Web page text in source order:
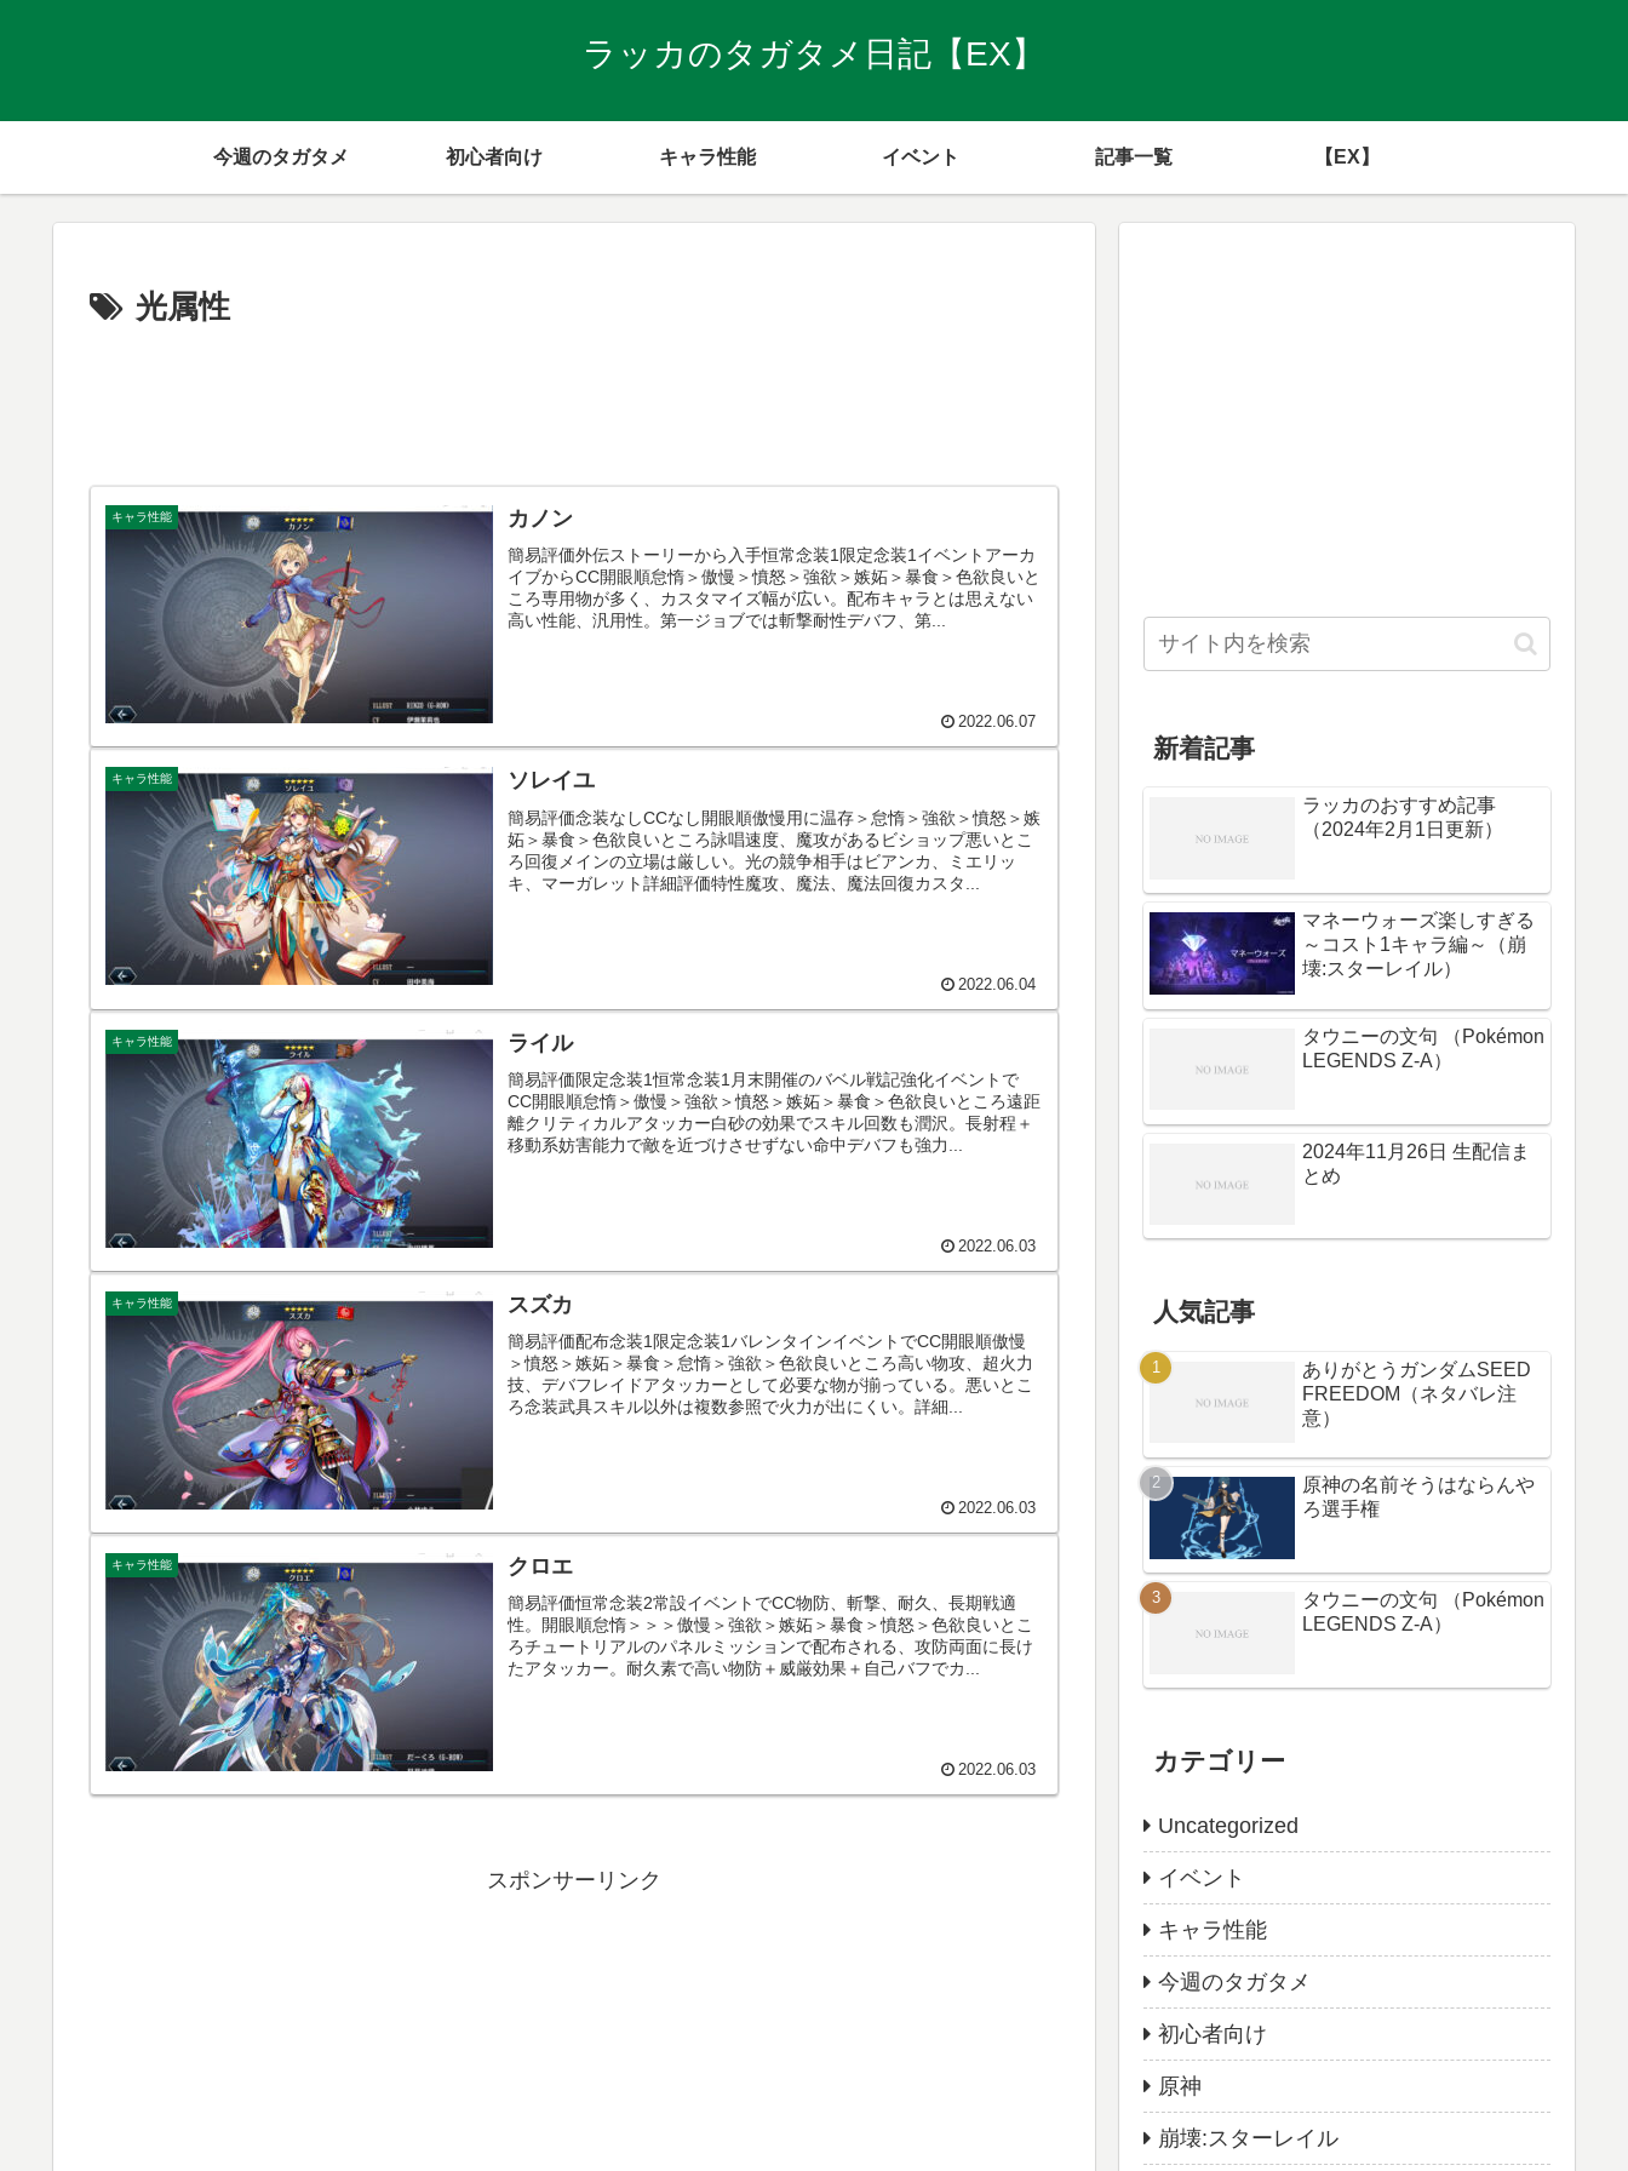
ラッカのタガタメ日記【EX】
今週のタガタメ 初心者向け キャラ性能 イベント 記事一覧 【EX】
光属性
キャラ性能 カノン
簡易評価外伝ストーリーから入手恒常念装1限定念装1イベントアーカ
イブからCC開眼順怠惰＞傲慢＞憤怒＞強欲＞嫉妬＞暴食＞色欲良いと
ころ専用物が多く、カスタマイズ幅が広い。配布キャラとは思えない
高い性能、汎用性。第一ジョブでは斬撃耐性デバフ、第...
2022.06.07
キャラ性能 ソレイユ
簡易評価念装なしCCなし開眼順傲慢用に温存＞怠惰＞強欲＞憤怒＞嫉
妬＞暴食＞色欲良いところ詠唱速度、魔攻があるビショップ悪いとこ
ろ回復メインの立場は厳しい。光の競争相手はビアンカ、ミエリッ
キ、マーガレット詳細評価特性魔攻、魔法、魔法回復カスタ...
2022.06.04
キャラ性能 ライル
簡易評価限定念装1恒常念装1月末開催のバベル戦記強化イベントで
CC開眼順怠惰＞傲慢＞強欲＞憤怒＞嫉妬＞暴食＞色欲良いところ遠距
離クリティカルアタッカー白砂の効果でスキル回数も潤沢。長射程＋
移動系妨害能力で敵を近づけさせずない命中デバフも強力...
2022.06.03
キャラ性能 スズカ
簡易評価配布念装1限定念装1バレンタインイベントでCC開眼順傲慢
＞憤怒＞嫉妬＞暴食＞怠惰＞強欲＞色欲良いところ高い物攻、超火力
技、デバフレイドアタッカーとして必要な物が揃っている。悪いとこ
ろ念装武具スキル以外は複数参照で火力が出にくい。詳細...
2022.06.03
キャラ性能 クロエ
簡易評価恒常念装2常設イベントでCC物防、斬撃、耐久、長期戦適
性。開眼順怠惰＞＞＞傲慢＞強欲＞嫉妬＞暴食＞憤怒＞色欲良いとこ
ろチュートリアルのパネルミッションで配布される、攻防両面に長け
たアタッカー。耐久素で高い物防＋威厳効果＋自己バフでカ...
2022.06.03
スポンサーリンク
新着記事
ラッカのおすすめ記事
（2024年2月1日更新）
マネーウォーズ楽しすぎる
～コスト1キャラ編～（崩
壊:スターレイル）
タウニーの文句 （Pokémon
LEGENDS Z-A）
2024年11月26日 生配信ま
とめ
人気記事
ありがとうガンダムSEED
FREEDOM（ネタバレ注
意）
原神の名前そうはならんや
ろ選手権
タウニーの文句 （Pokémon
LEGENDS Z-A）
カテゴリー
Uncategorized
イベント
キャラ性能
今週のタガタメ
初心者向け
原神
崩壊:スターレイル